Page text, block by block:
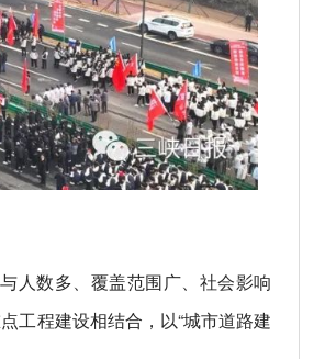
人数多、覆盖范围广、社会影响
工程建设相结合，以“城市道路建